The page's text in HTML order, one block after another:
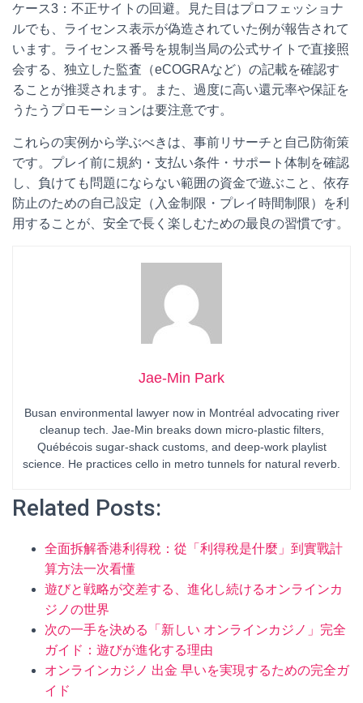
ケース3：不正サイトの回避。見た目はプロフェッショナ
ルでも、ライセンス表示が偽造されていた例が報告されて
います。ライセンス番号を規制当局の公式サイトで直接照
会する、独立した監査（eCOGRAなど）の記載を確認す
ることが推奨されます。また、過度に高い還元率や保証を
うたうプロモーションは要注意です。
これらの実例から学ぶべきは、事前リサーチと自己防衛策
です。プレイ前に規約・支払い条件・サポート体制を確認
し、負けても問題にならない範囲の資金で遊ぶこと、依存
防止のための自己設定（入金制限・プレイ時間制限）を利
用することが、安全で長く楽しむための最良の習慣です。
Jae-Min Park
Busan environmental lawyer now in Montréal advocating river
cleanup tech. Jae-Min breaks down micro-plastic filters,
Québécois sugar-shack customs, and deep-work playlist
science. He practices cello in metro tunnels for natural reverb.
Related Posts:
全面拆解香港利得稅：從「利得稅是什麼」到實戰計
算方法一次看懂
遊びと戦略が交差する、進化し続けるオンラインカ
ジノの世界
次の一手を決める「新しい オンラインカジノ」完全
ガイド：遊びが進化する理由
オンラインカジノ 出金 早いを実現するための完全ガ
イド